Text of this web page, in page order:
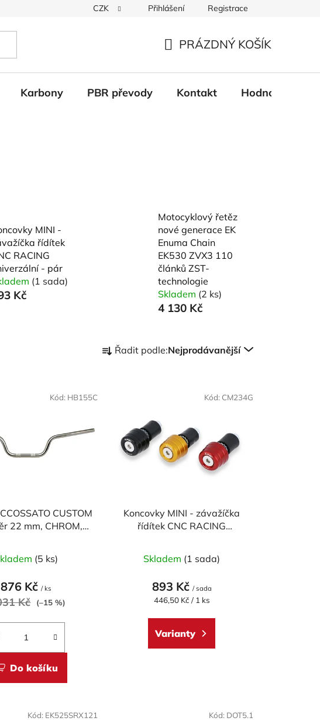
Věrnostní systém Moje objednávka
CZK Přihlášení Registrace
KOŠÍK
PRÁZDNÝ KOŠÍK
Karbony PBR převody Kontakt Hodnocení
MINI -
řídítek
RACING
- pár
(1 sada)
Kč
Motocyklový řetěz
nové generace EK
Enuma Chain
EK530 ZVX3 110
článků ZST-
technologie
Skladem (2 ks)
4 130 Kč
a Řadit podle:Nejprodávanější
CUSTOM
22 mm, CHROM,
hodnocení
produktu
je
5
(5 ks)
876 Kč/ ks
Kč (–15 %)
Do košíku
Kód: HB155C
Koncovky MINI - závažíčka
řídítek CNC RACING
Skladem (1 sada)
893 Kč / sada
Měrná
446,50 Kč / 1 ks
Varianty
Kód: CM234G
Kód: EK525SRX121 Kód: DOT5.1